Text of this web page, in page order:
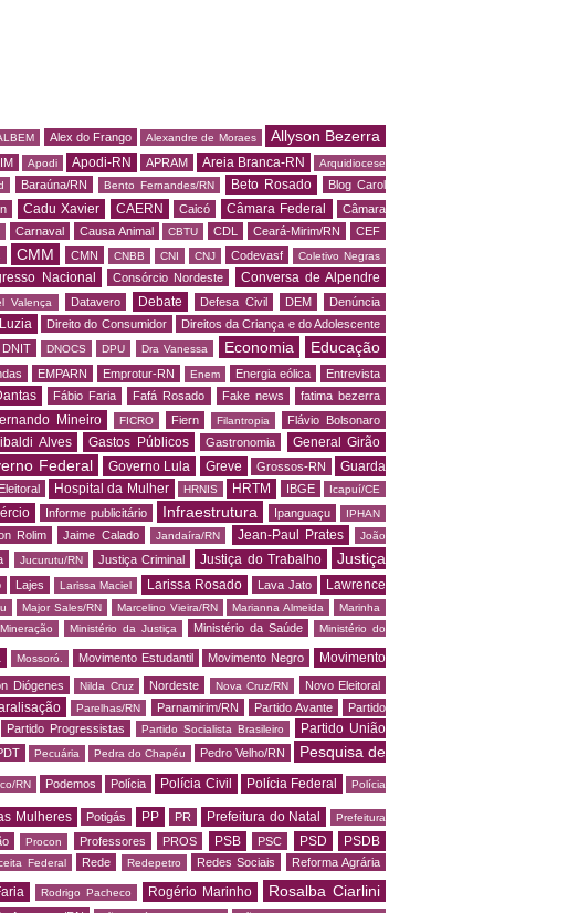
Alex do Frango Alexandre de Moraes
Allyson Bezerra
Apodi Apodi-RN APRAM Areia Branca-RN
Arquidiocese
Baraúna/RN Bento Fernandes/RN Beto Rosado
Blog Carol
Cadu Xavier CAERN Caicó Câmara Federal
Câmara
Carnaval Causa Animal CBTU CDL Ceará-Mirim/RN CEF
CMM CMN CNBB CNI CNJ Codevasf Coletivo Negras
Nacional Consórcio Nordeste Conversa de Alpendre
Valença Datavero Debate Defesa Civil DEM Denúncia
Direito do Consumidor Direitos da Criança e do Adolescente
DNIT DNOCS DPU Dra Vanessa Economia Educação
EMPARN Emprotur-RN Enem Energia eólica Entrevista
Fábio Faria Fafá Rosado Fake news fatima bezerra
Mineiro FICRO Fiern Filantropia Flávio Bolsonaro
Alves Gastos Públicos Gastronomia General Girão
Federal Governo Lula Greve Grossos-RN
Guarda
Hospital da Mulher HRNIS HRTM IBGE Icapuí/CE
Informe publicitário Infraestrutura Ipanguaçu IPHAN
Rolim Jaime Calado Jandaíra/RN Jean-Paul Prates
João
Jucurutu/RN Justiça Criminal Justiça do Trabalho
Justiça
Lajes Larissa Maciel Larissa Rosado Lava Jato
Lawrence
Major Sales/RN Marcelino Vieira/RN Marianna Almeida Marinha
Mineração Ministério da Justiça Ministério da Saúde Ministério do
Mossoró. Movimento Estudantil Movimento Negro
Movimento
Diógenes Nilda Cruz Nordeste Nova Cruz/RN Novo Eleitoral
Parelhas/RN Parnamirim/RN Partido Avante
Partido
Partido Progressistas Partido Socialista Brasileiro
Partido União
Pecuária Pedra do Chapéu Pedro Velho/RN
Pesquisa de
RN Podemos Polícia Polícia Civil Polícia Federal Polícia
Mulheres Potigás PP PR Prefeitura do Natal
Prefeitura
Procon Professores PROS PSB PSC PSD PSDB
Federal Rede Redepetro Redes Sociais Reforma Agrária
Rodrigo Pacheco Rogério Marinho Rosalba Ciarlini